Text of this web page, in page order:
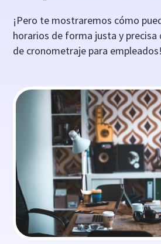
¡Pero te mostraremos cómo
horarios de forma justa y precisa
de cronometraje para empleados!